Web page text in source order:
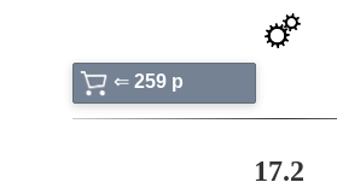
⇐ 259 p
17.2